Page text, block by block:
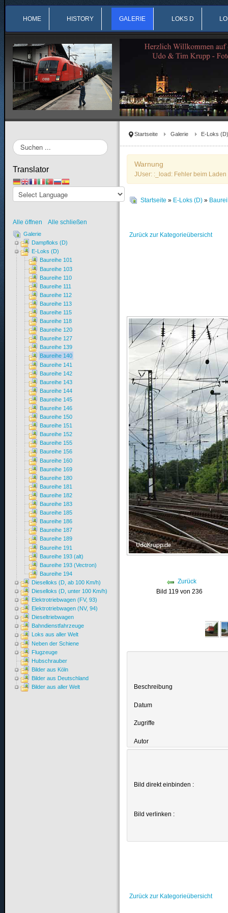
HOME HISTORY GALERIE LOKS D
Startseite Galerie E-Loks (D)
Warnung
JUser: :_load: Fehler beim
Startseite » E-Loks (D) »
Zurück zur Kategorieübersicht
Zurück
Bild 119 von 236
Beschreibung
Datum
Zugriffe
Autor
Bild direkt einbinden :
Bild verlinken :
Zurück zur Kategorieübersicht
Suchen
...
Translator
Alle öffnen Alle schließen
Galerie
Dampfloks (D)
E-Loks (D)
Baureihe 101
Baureihe 103
Baureihe 110
Baureihe 111
Baureihe 112
Baureihe 113
Baureihe 115
Baureihe 118
Baureihe 120
Baureihe 127
Baureihe 139
Baureihe 140
Baureihe 141
Baureihe 142
Baureihe 143
Baureihe 144
Baureihe 145
Baureihe 146
Baureihe 150
Baureihe 151
Baureihe 152
Baureihe 155
Baureihe 156
Baureihe 160
Baureihe 169
Baureihe 180
Baureihe 181
Baureihe 182
Baureihe 183
Baureihe 185
Baureihe 186
Baureihe 187
Baureihe 189
Baureihe 191
Baureihe 193 (alt)
Baureihe 193 (Vectron)
Baureihe 194
Dieselloks (D, ab 100 Km/h)
Dieselloks (D, unter 100 Km/h)
Elektrotriebwagen (FV, 93)
Elektrotriebwagen (NV, 94)
Dieseltriebwagen
Bahndienstfahrzeuge
Loks aus aller Welt
Neben der Schiene
Flugzeuge
Hubschrauber
Bilder aus Köln
Bilder aus Deutschland
Bilder aus aller Welt